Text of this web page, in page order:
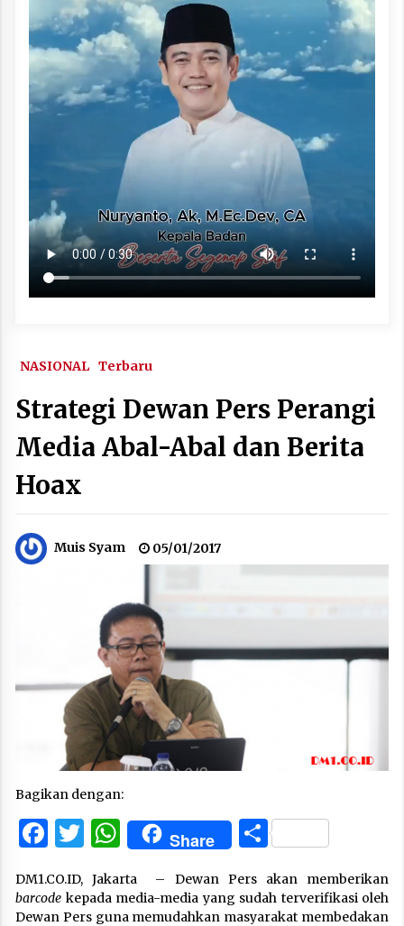
NASIONAL Terbaru
Strategi Dewan Pers Perangi
Media Abal-Abal dan Berita
Hoax
Muis Syam 05/01/2017
Bagikan dengan:
Facebook
Twitter
WhatsApp
Share Share
DM1.CO.ID, Jakarta – Dewan Pers akan memberikan
barcode kepada media-media yang sudah terverifikasi oleh
Dewan Pers guna memudahkan masyarakat membedakan